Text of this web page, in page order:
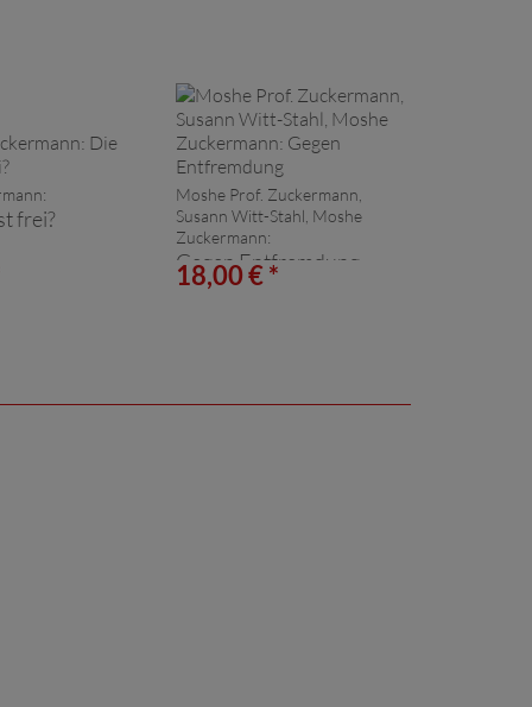
frei?
Moshe Prof. Zuckermann,
Susann Witt-Stahl, Moshe
Zuckermann:
Gegen Entfremdung
18,00 € *